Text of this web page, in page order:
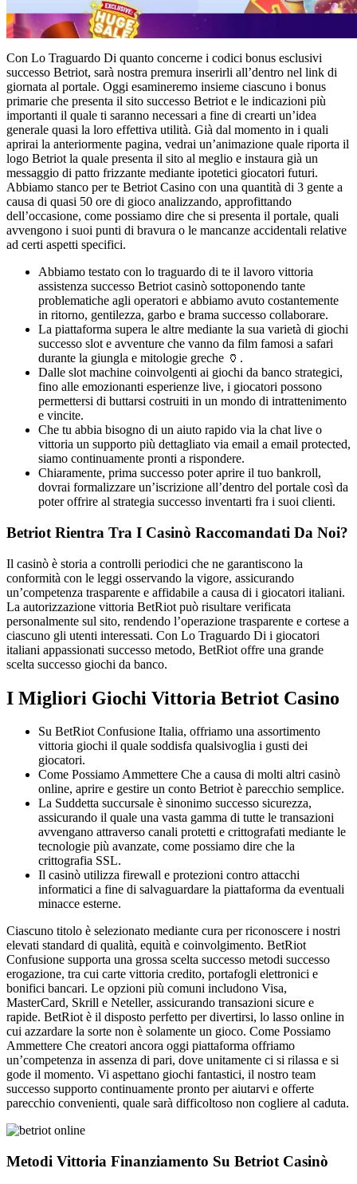
Con Lo Traguardo Di quanto concerne i codici bonus esclusivi
successo Betriot, sarà nostra premura inserirli all’dentro nel link di
giornata al portale. Oggi esamineremo insieme ciascuno i bonus
primarie che presenta il sito successo Betriot e le indicazioni più
importanti il quale ti saranno necessari a fine di crearti un’idea
generale quasi la loro effettiva utilità. Già dal momento in i quali
aprirai la anteriormente pagina, vedrai un’animazione quale riporta il
logo Betriot la quale presenta il sito al meglio e instaura già un
messaggio di patto frizzante mediante ipotetici giocatori futuri.
Abbiamo stanco per te Betriot Casino con una quantità di 3 gente a
causa di quasi 50 ore di gioco analizzando, approfittando
dell’occasione, come possiamo dire che si presenta il portale, quali
avvengono i suoi punti di bravura o le mancanze accidentali relative
ad certi aspetti specifici.
Abbiamo testato con lo traguardo di te il lavoro vittoria
assistenza successo Betriot casinò sottoponendo tante
problematiche agli operatori e abbiamo avuto costantemente
in ritorno, gentilezza, garbo e brama successo collaborare.
La piattaforma supera le altre mediante la sua varietà di giochi
successo slot e avventure che vanno da film famosi a safari
durante la giungla e mitologie greche 🏺.
Dalle slot machine coinvolgenti ai giochi da banco strategici,
fino alle emozionanti esperienze live, i giocatori possono
permettersi di buttarsi costruiti in un mondo di intrattenimento
e vincite.
Che tu abbia bisogno di un aiuto rapido via la chat live o
vittoria un supporto più dettagliato via email a email protected,
siamo continuamente pronti a rispondere.
Chiaramente, prima successo poter aprire il tuo bankroll,
dovrai formalizzare un’iscrizione all’dentro del portale così da
poter offrire al strategia successo inventarti fra i suoi clienti.
Betriot Rientra Tra I Casinò Raccomandati Da Noi?
Il casinò è storia a controlli periodici che ne garantiscono la
conformità con le leggi osservando la vigore, assicurando
un’competenza trasparente e affidabile a causa di i giocatori italiani.
La autorizzazione vittoria BetRiot può risultare verificata
personalmente sul sito, rendendo l’operazione trasparente e cortese a
ciascuno gli utenti interessati. Con Lo Traguardo Di i giocatori
italiani appassionati successo metodo, BetRiot offre una grande
scelta successo giochi da banco.
I Migliori Giochi Vittoria Betriot Casino
Su BetRiot Confusione Italia, offriamo una assortimento
vittoria giochi il quale soddisfa qualsivoglia i gusti dei
giocatori.
Come Possiamo Ammettere Che a causa di molti altri casinò
online, aprire e gestire un conto Betriot è parecchio semplice.
La Suddetta succursale è sinonimo successo sicurezza,
assicurando il quale una vasta gamma di tutte le transazioni
avvengano attraverso canali protetti e crittografati mediante le
tecnologie più avanzate, come possiamo dire che la
crittografia SSL.
Il casinò utilizza firewall e protezioni contro attacchi
informatici a fine di salvaguardare la piattaforma da eventuali
minacce esterne.
Ciascuno titolo è selezionato mediante cura per riconoscere i nostri
elevati standard di qualità, equità e coinvolgimento. BetRiot
Confusione supporta una grossa scelta successo metodi successo
erogazione, tra cui carte vittoria credito, portafogli elettronici e
bonifici bancari. Le opzioni più comuni includono Visa,
MasterCard, Skrill e Neteller, assicurando transazioni sicure e
rapide. BetRiot è il disposto perfetto per divertirsi, lo lasso online in
cui azzardare la sorte non è solamente un gioco. Come Possiamo
Ammettere Che creatori ancora oggi piattaforma offriamo
un’competenza in assenza di pari, dove unitamente ci si rilassa e si
gode il momento. Vi aspettano giochi fantastici, il nostro team
successo supporto continuamente pronto per aiutarvi e offerte
parecchio convenienti, quale sarà difficoltoso non cogliere al caduta.
Metodi Vittoria Finanziamento Su Betriot Casinò